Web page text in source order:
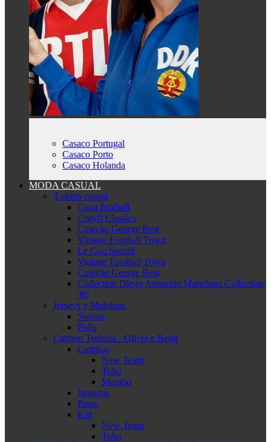
Casaco Portugal
Casaco Porto
Casaco Holanda
MODA CASUAL
T-shirts casual
Copa football
Cruyff Classics
Coleção George Best
Vintage Football Town
Le Coq Sportif
Vintage Football Town
Coleção George Best
Collection Diego Armando Maradona Collection
'86
Jerseys y Moletons
Sweats
Pulls
Captain Tsubasa - Oliver e Benji
Camisas
New Team
Toho
Mambo
Jaquetas
Pants
Kid
New Team
Toho